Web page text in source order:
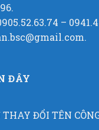
–
ĐÂY
THAY ĐỔI TÊN